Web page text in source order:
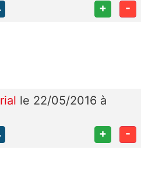
+ -
le 22/05/2016 à
+ -